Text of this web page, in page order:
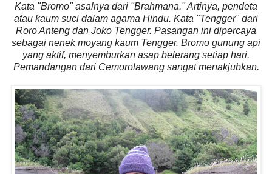
Kata "Bromo" asalnya dari "Brahmana." Artinya, pendeta
atau kaum suci dalam agama Hindu. Kata "Tengger" dari
Roro Anteng dan Joko Tengger. Pasangan ini dipercaya
sebagai nenek moyang kaum Tengger. Bromo gunung api
yang aktif, menyemburkan asap belerang setiap hari.
Pemandangan dari Cemorolawang sangat menakjubkan.